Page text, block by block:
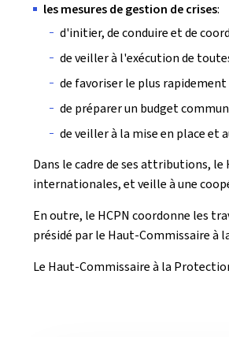
les mesures de gestion de crises:
d'initier, de conduire et de
de veiller à l'exécution de
de favoriser le plus
de préparer un budget
de veiller à la mise en place et
Dans le cadre de ses attributions,
internationales, et veille à une
En outre, le HCPN coordonne les
présidé par le Haut-Commissaire à
Le Haut-Commissaire à la